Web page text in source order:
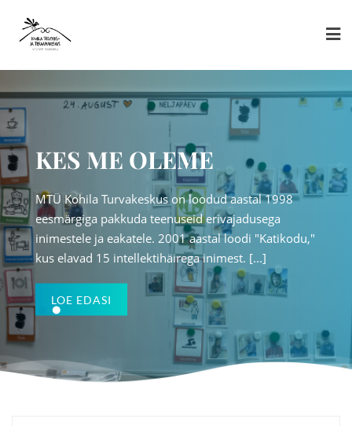
content
inimeste jaoks väga
või
on parandada
elukvaliteeti ja
[...]
KES ME OLEME
MTÜ Kohila Turvakeskus on loodud aastal 1998
eesmärgiga pakkuda teenuseid erivajadusega
inimestele ja eakatele. 2001 aastal loodi "Katikodu,"
kus elavad 15 intellektihäirega inimest. [...]
LOE EDASI
TÖÖTOAD
Tööelus osalemine on
oluline – olgu
ilma. Töövaldkonna
intlellektipuudega
suurendada iseseisvust